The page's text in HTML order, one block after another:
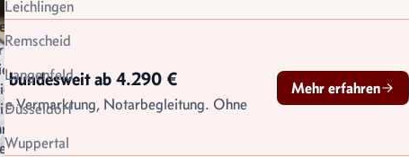
Leichlingen
Remscheid
Langenfeld
Düsseldorf
Wuppertal
bundesweit ab 4.290 €
Vermarktung, Notarbegleitung. Ohne
Mehr erfahren